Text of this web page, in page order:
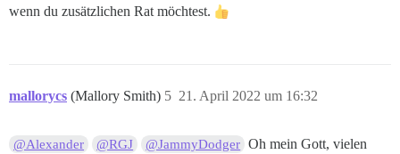
wenn du zusätzlichen Rat möchtest.
mallorycs (Mallory Smith) 21. April 2022 um 16:32
5
@Alexander @RGJ @JammyDodger Oh mein Gott, vielen